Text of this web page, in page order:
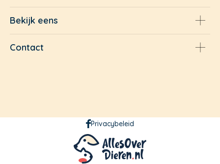
Bekijk eens
Contact
Privacybeleid